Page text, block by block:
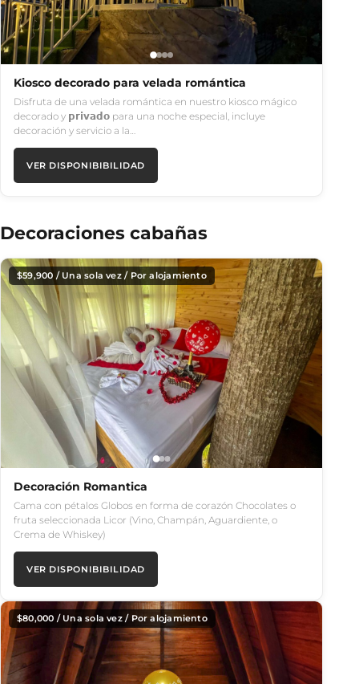
Kiosco decorado para velada romántica
Disfruta de una velada romántica en nuestro kiosco mágico
decorado y 𝗽𝗿𝗶𝘃𝗮𝗱𝗼 para una noche especial, incluye
decoración y servicio a la…
VER DISPONIBIBILIDAD
Decoraciones cabañas
$59,900 / Una sola vez / Por alojamiento
Decoración Romantica
Cama con pétalos Globos en forma de corazón Chocolates o
fruta seleccionada Licor (Vino, Champán, Aguardiente, o
Crema de Whiskey)
VER DISPONIBIBILIDAD
$80,000 / Una sola vez / Por alojamiento